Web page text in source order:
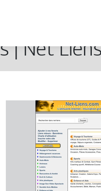
| Net